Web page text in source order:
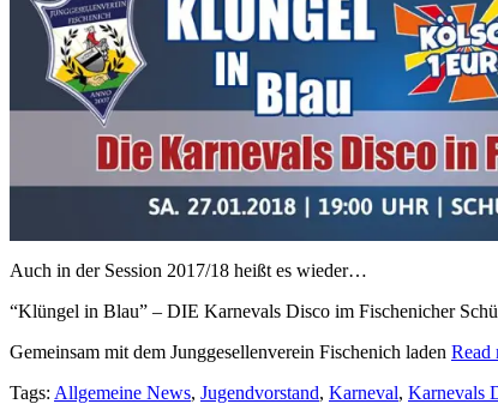
Auch in der Session 2017/18 heißt es wieder…
“Klüngel in Blau” – DIE Karnevals Disco im Fischenicher
Gemeinsam mit dem Junggesellenverein Fischenich laden Read
Tags: Allgemeine News, Jugendvorstand, Karneval, Karnevals